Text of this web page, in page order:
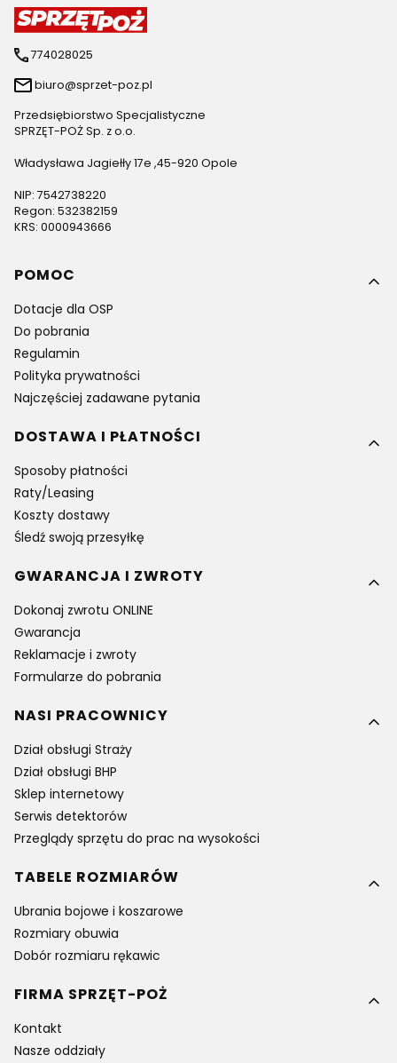
774028025
biuro@sprzet-poz.pl
Przedsiębiorstwo Specjalistyczne
SPRZĘT-POŻ Sp. z o.o.
Władysława Jagiełły 17e ,45-920 Opole
NIP: 7542738220
Regon: 532382159
KRS: 0000943666
Linki w stopce
POMOC
Dotacje dla OSP
Do pobrania
Regulamin
Polityka prywatności
Najczęściej zadawane pytania
DOSTAWA I PŁATNOŚCI
Sposoby płatności
Raty/Leasing
Koszty dostawy
Śledź swoją przesyłkę
GWARANCJA I ZWROTY
Dokonaj zwrotu ONLINE
Gwarancja
Reklamacje i zwroty
Formularze do pobrania
NASI PRACOWNICY
Dział obsługi Straży
Dział obsługi BHP
Sklep internetowy
Serwis detektorów
Przeglądy sprzętu do prac na wysokości
TABELE ROZMIARÓW
Ubrania bojowe i koszarowe
Rozmiary obuwia
Dobór rozmiaru rękawic
FIRMA SPRZĘT-POŻ
Kontakt
Nasze oddziały